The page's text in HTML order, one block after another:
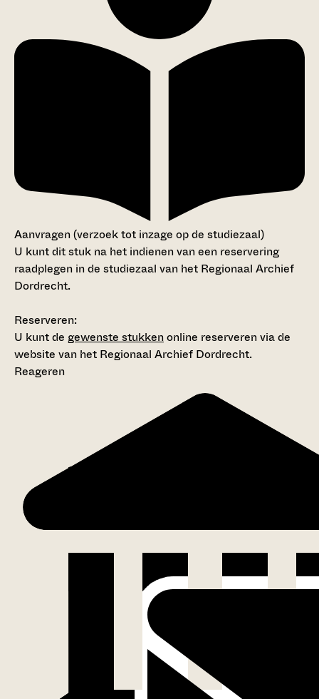
Aanvragen (verzoek tot inzage op de studiezaal)
U kunt dit stuk na het indienen van een reservering
raadplegen in de studiezaal van het Regionaal Archief
Dordrecht.
Reserveren:
U kunt de gewenste stukkenonline reserveren via de
website van het Regionaal Archief Dordrecht.
Reageren